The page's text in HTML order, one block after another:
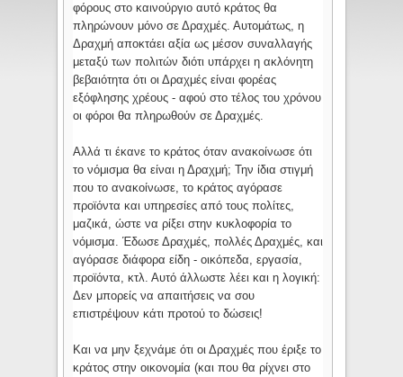
φόρους στο καινούργιο αυτό κράτος θα
πληρώνουν μόνο σε Δραχμές. Αυτομάτως, η
Δραχμή αποκτάει αξία ως μέσον συναλλαγής
μεταξύ των πολιτών διότι υπάρχει η ακλόνητη
βεβαιότητα ότι οι Δραχμές είναι φορέας
εξόφλησης χρέους - αφού στο τέλος του χρόνου
οι φόροι θα πληρωθούν σε Δραχμές.
Αλλά τι έκανε το κράτος όταν ανακοίνωσε ότι
το νόμισμα θα είναι η Δραχμή; Την ίδια στιγμή
που το ανακοίνωσε, το κράτος αγόρασε
προϊόντα και υπηρεσίες από τους πολίτες,
μαζικά, ώστε να ρίξει στην κυκλοφορία το
νόμισμα. Έδωσε Δραχμές, πολλές Δραχμές, και
αγόρασε διάφορα είδη - οικόπεδα, εργασία,
προϊόντα, κτλ. Αυτό άλλωστε λέει και η λογική:
Δεν μπορείς να απαιτήσεις να σου
επιστρέψουν κάτι προτού το δώσεις!
Και να μην ξεχνάμε ότι οι Δραχμές που έριξε το
κράτος στην οικονομία (και που θα ρίχνει στο